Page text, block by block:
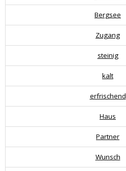
Bergsee
Zugang
steinig
kalt
erfrischend
Haus
Partner
Wunsch